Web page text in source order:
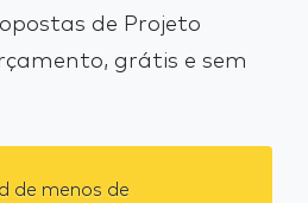
de Projeto
grátis e sem
de menos de